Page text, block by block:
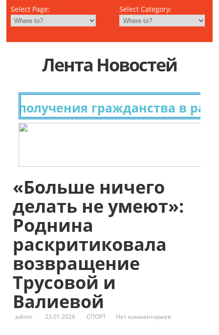
Select Page: Select Category:
Лента Новостей
гражданства в
«Больше ничего
делать не умеют»:
Роднина
раскритиковала
возвращение
Трусовой и
Валиевой
admin 23.01.2026 СПОРТ Нет комментариев